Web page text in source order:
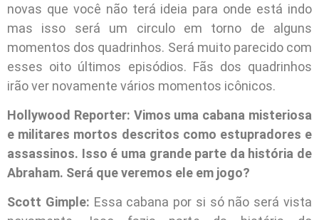
novas que você não terá ideia para onde está indo
mas isso será um circulo em torno de alguns
momentos dos quadrinhos. Será muito parecido com
esses oito últimos episódios. Fãs dos quadrinhos
irão ver novamente vários momentos icônicos.
Hollywood Reporter: Vimos uma cabana misteriosa
e militares mortos descritos como estupradores e
assassinos. Isso é uma grande parte da história de
Abraham. Será que veremos ele em jogo?
Scott Gimple: Essa cabana por si só não será vista